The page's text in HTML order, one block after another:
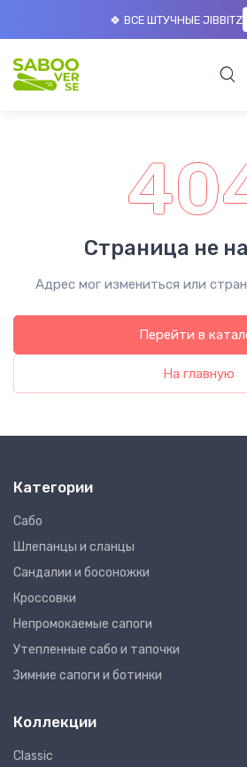
🍀 ВСЕ ШТУЧНЫЕ JIBBITZ
Страница не
Адрес мог измениться или
Перейти в
На главную
Категории
Сабо
Шлепанцы и сланцы
Сандалии и босоножки
Кроссовки
Непромокаемые сапоги
Утепленные сабо и тапочки
Зимние сапоги и ботинки
Коллекции
Classic